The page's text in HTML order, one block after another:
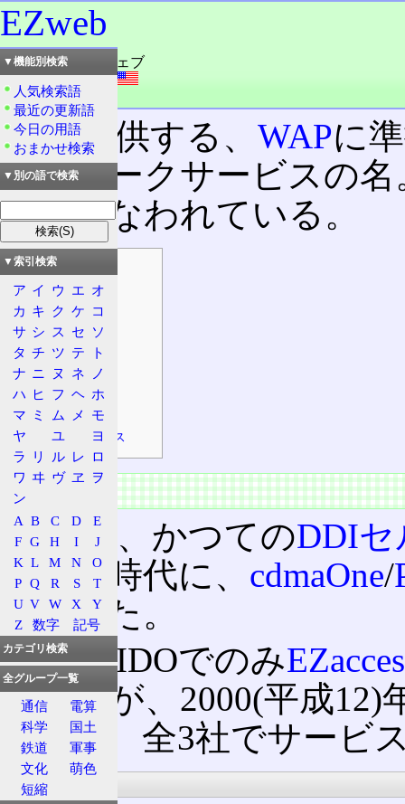
EZweb
読み：イージーウェブ
外語：EZweb
品詞：商品名
auが提供する、WAPに
ットワークサービスの
スが行なわれている。
概要
速度
PDC
機能
独自サイト
メール
メールアドレス
概要
元々は、かつてのDDIセ
ープ の時代に、 cdmaOne/
開始した。
当初、IDOでのみ
ていたが、2000(平成12)
変更し、全3社でサービ
速度
▼機能別検索
人気検索語
最近の更新語
今日の用語
おまかせ検索
▼別の語で検索
▼索引検索
ア イ ウ エ オ
カ キ ク ケ コ
サ シ ス セ ソ
タ チ ツ テ
ト
ナ ニ ヌ ネ
ノ
ハ ヒ フ ヘ ホ
マ ミ ム メ
モ
ヤ
ユ
ヨ
ラ
リ ル レ ロ
ワ ヰ ヴ ヱ
ヲ
ン
A B C D
E
F G H I
J
K L M N
O
P Q R S
T
U V W X
Y
Z
数字 記号
カテゴリ検索
全グループ一覧
通信
電算
科学
国土
鉄道
軍事
文化
萌色
短縮